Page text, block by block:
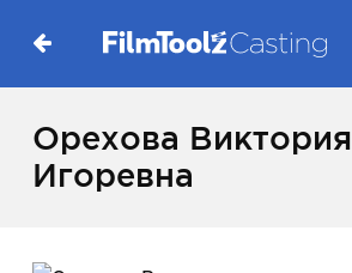
Орехова Виктория
Игоревна